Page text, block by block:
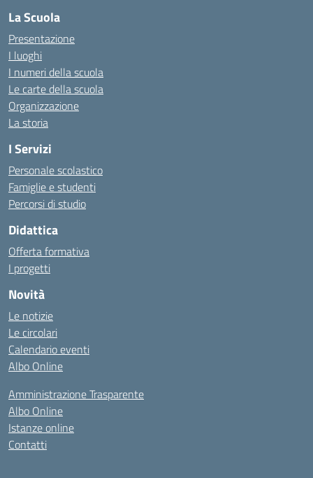
La Scuola
Presentazione
I luoghi
I numeri della scuola
Le carte della scuola
Organizzazione
La storia
I Servizi
Personale scolastico
Famiglie e studenti
Percorsi di studio
Didattica
Offerta formativa
I progetti
Novità
Le notizie
Le circolari
Calendario eventi
Albo Online
Amministrazione Trasparente
Albo Online
Istanze online
Contatti